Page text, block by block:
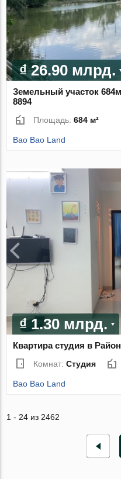
₫ 26.90 млрд.
Земельный участок
8894
Площадь:684 м²
Bao Bao Land
₫ 1.30 млрд.
Квартира студия в
Комнат:Студия
Bao Bao Land
1 - 24 из 2462